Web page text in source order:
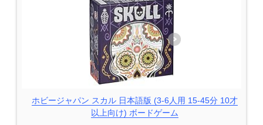
ホビージャパン スカル 日本語版 (3-6人用 15-45分 10才
以上向け) ボードゲーム